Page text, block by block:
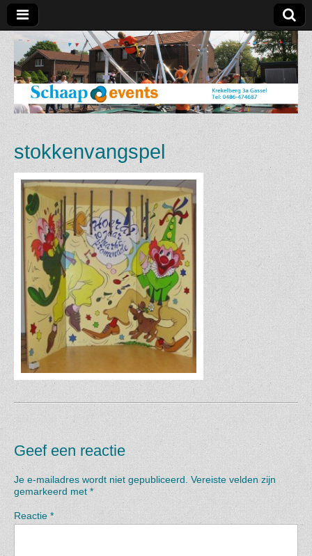
Schaap
Events
stokkenvangspel
Geef een reactie
Je e-mailadres wordt niet gepubliceerd. Vereiste velden zijn
gemarkeerd met*
Reactie *